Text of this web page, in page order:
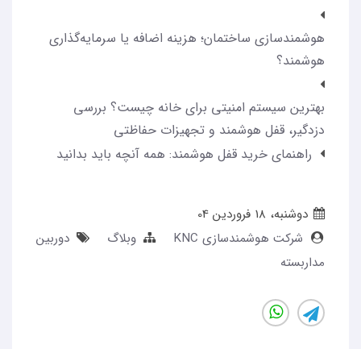
هوشمندسازی ساختمان؛ هزینه اضافه یا سرمایه‌گذاری
هوشمند؟
بهترین سیستم امنیتی برای خانه چیست؟ بررسی
دزدگیر، قفل هوشمند و تجهیزات حفاظتی
راهنمای خرید قفل هوشمند: همه آنچه باید بدانید
دوشنبه، 18 فروردین 04
شرکت هوشمندسازی KNC
وبلاگ
دوربین
مداربسته